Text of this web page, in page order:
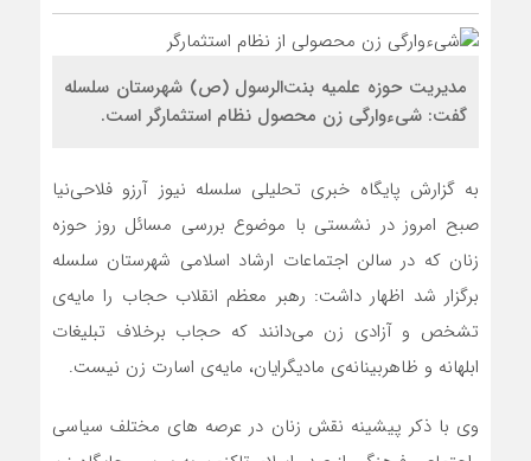
مدیریت حوزه علمیه بنت‌الرسول (ص) شهرستان سلسله
گفت: شیء‌وارگی زن محصول نظام استثمارگر است.
به گزارش پایگاه خبری تحلیلی سلسله نیوز آرزو فلاحی‌نیا
صبح امروز در نشستی با موضوع بررسی مسائل روز حوزه
زنان که در سالن اجتماعات ارشاد اسلامی شهرستان سلسله
برگزار شد اظهار داشت: رهبر معظم انقلاب حجاب را مایه‌ی
تشخص و آزادی زن می‌دانند که حجاب برخلاف تبلیغات
ابلهانه و ظاهربینانه‌ی مادیگرایان، مایه‌ی اسارت زن نیست.
وی با ذکر پیشینه نقش زنان در عرصه های مختلف سیاسی